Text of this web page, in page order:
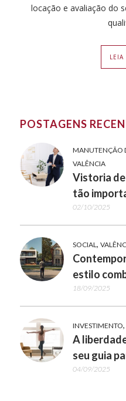
locação e avaliação do
LEIA
POSTAGENS
MANUTENÇÃO
VALÊNCIA
Vistoria de
tão
02/10/2025
SOCIAL,
estilo
18/09/2025
INVESTIMENTO,
A
seu guia
04/09/2025